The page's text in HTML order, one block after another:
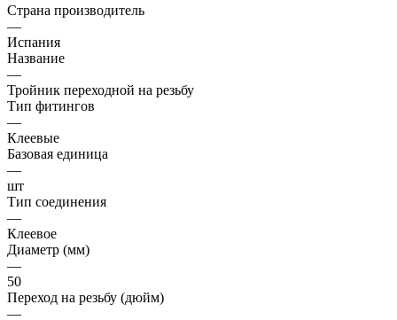
Страна производитель
—
Испания
Название
—
Тройник переходной на резьбу
Тип фитингов
—
Клеевые
Базовая единица
—
шт
Тип соединения
—
Клеевое
Диаметр (мм)
—
50
Переход на резьбу (дюйм)
—